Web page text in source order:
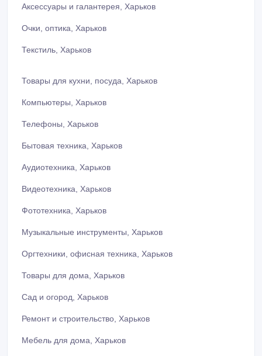
Аксессуары и галантерея, Харьков
Очки, оптика, Харьков
Текстиль, Харьков
Товары для кухни, посуда, Харьков
Компьютеры, Харьков
Телефоны, Харьков
Бытовая техника, Харьков
Аудиотехника, Харьков
Видеотехника, Харьков
Фототехника, Харьков
Музыкальные инструменты, Харьков
Оргтехники, офисная техника, Харьков
Товары для дома, Харьков
Сад и огород, Харьков
Ремонт и строительство, Харьков
Мебель для дома, Харьков